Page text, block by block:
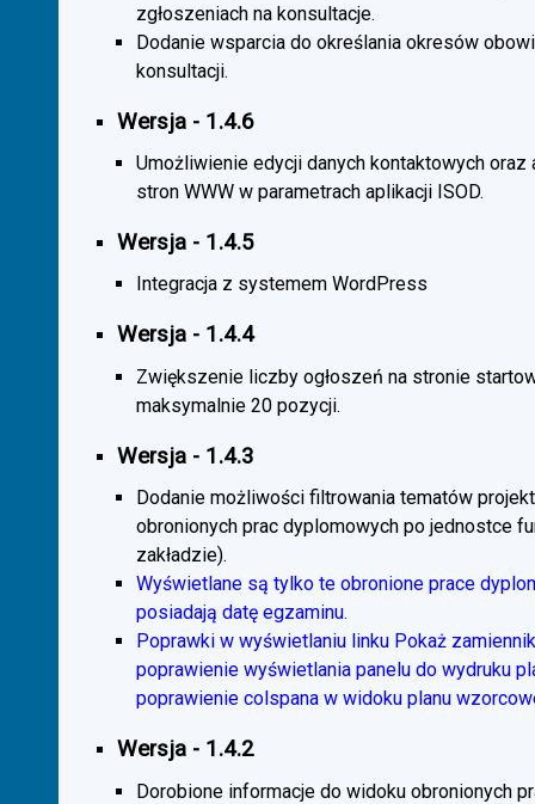
zgłoszeniach na konsultacje.
Dodanie wsparcia do określania okresów
konsultacji.
Wersja - 1.4.6
Umożliwienie edycji danych kontaktowych oraz
stron WWW w parametrach aplikacji ISOD.
Wersja - 1.4.5
Integracja z systemem WordPress
Wersja - 1.4.4
Zwiększenie liczby ogłoszeń na stronie
maksymalnie 20 pozycji.
Wersja - 1.4.3
Dodanie możliwości filtrowania tematów
obronionych prac dyplomowych po jednostce
zakładzie).
Wyświetlane są tylko te obronione prace
posiadają datę egzaminu.
Poprawki w wyświetlaniu linku Pokaż
poprawienie wyświetlania panelu do wydruku
poprawienie colspana w widoku planu
Wersja - 1.4.2
Dorobione informacje do widoku obronionych